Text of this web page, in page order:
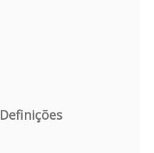
Definições